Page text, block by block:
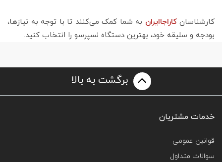
کارشناسانکاراجاایران به شما کمک می‌کنند تا با توجه به نیازها،
بودجه و سلیقه خود، بهترین دستگاه نسپرسو را انتخاب کنید.
برگشت به بالا
خدمات مشتریان
قوانین عمومی
سوالات متداول